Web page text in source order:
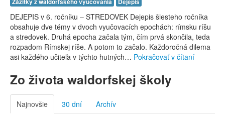
Zážitky z waldorfského vyučovania Dejepis
DEJEPIS v 6. ročníku – STREDOVEK Dejepis šiesteho ročníka
obsahuje dve témy v dvoch vyučovacích epochách: rímsku ríšu
a stredovek. Druhá epocha začala tým, čím prvá skončila, teda
rozpadom Rímskej ríše. A potom to začalo. Každoročná dilema
asi každého učiteľa v týchto hutných… Pokračovať v čítaní
Zo života waldorfskej školy
Najnovšie 30 dní Archív